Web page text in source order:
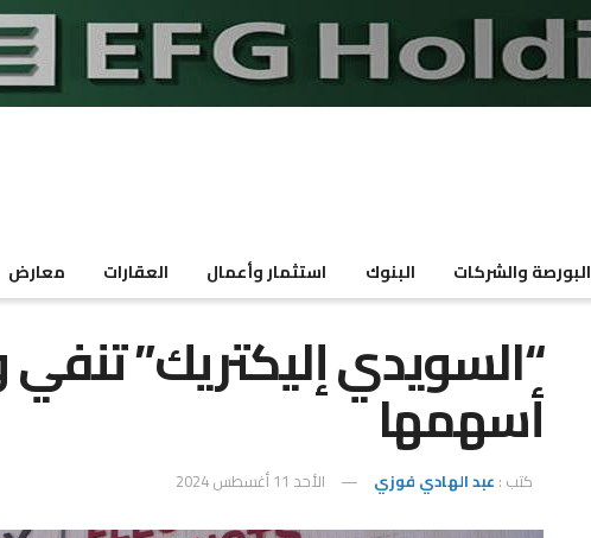
البورصة والشركات البنوك استثمار وأعمال العقارات معارض
“السويدي إليكتريك”
أسهمها
كتب : عبد الهادي فوزي الأحد 11 أغسطس 2024